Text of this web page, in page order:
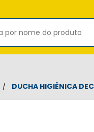
DUCHA HIGIÊNICA